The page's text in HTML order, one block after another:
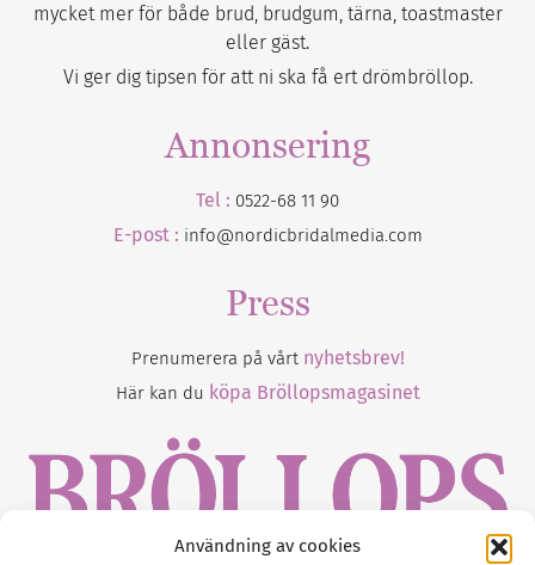
Användning av cookies
mycket mer för både brud, brudgum, tärna, toastmaster
eller gäst.
Vi ger dig tipsen för att ni ska få ert drömbröllop.
Annonsering
Tel : 0522-68 11 90
E-post : info@nordicbridalmedia.com
Press
Prenumerera på vårt nyhetsbrev!
Här kan du köpa Bröllopsmagasinet